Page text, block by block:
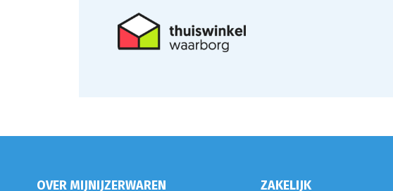
OVER MIJNIJZERWAREN ZAKELIJK